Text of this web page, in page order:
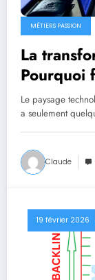
MÉTIERS PASSION
La
Pourquoi
Le paysage
a seulement
Claude
19 février 2026